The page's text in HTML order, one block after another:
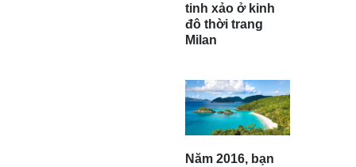
tinh xảo ở kinh
đô thời trang
Milan
Năm 2016, bạn